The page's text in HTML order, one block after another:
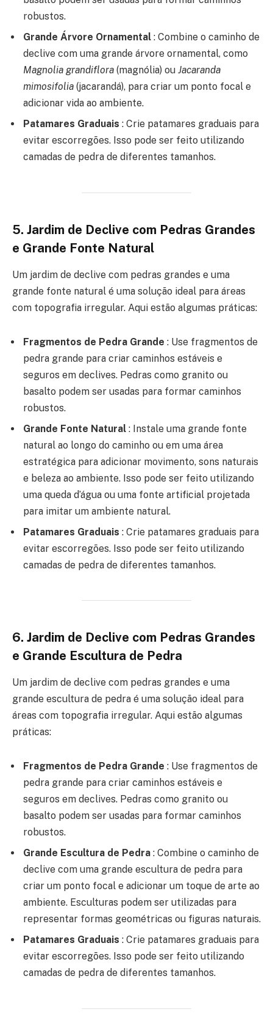
robustos.
Grande Árvore Ornamental : Combine o caminho de
declive com uma grande árvore ornamental, como
Magnolia grandiflora (magnólia) ou Jacaranda
mimosifolia (jacarandá), para criar um ponto focal e
adicionar vida ao ambiente.
Patamares Graduais : Crie patamares graduais para
evitar escorregões. Isso pode ser feito utilizando
camadas de pedra de diferentes tamanhos.
5. Jardim de Declive com Pedras Grandes
e Grande Fonte Natural
Um jardim de declive com pedras grandes e uma
grande fonte natural é uma solução ideal para áreas
com topografia irregular. Aqui estão algumas práticas:
Fragmentos de Pedra Grande : Use fragmentos de
pedra grande para criar caminhos estáveis e
seguros em declives. Pedras como granito ou
basalto podem ser usadas para formar caminhos
robustos.
Grande Fonte Natural : Instale uma grande fonte
natural ao longo do caminho ou em uma área
estratégica para adicionar movimento, sons naturais
e beleza ao ambiente. Isso pode ser feito utilizando
uma queda d’água ou uma fonte artificial projetada
para imitar um ambiente natural.
Patamares Graduais : Crie patamares graduais para
evitar escorregões. Isso pode ser feito utilizando
camadas de pedra de diferentes tamanhos.
6. Jardim de Declive com Pedras Grandes
e Grande Escultura de Pedra
Um jardim de declive com pedras grandes e uma
grande escultura de pedra é uma solução ideal para
áreas com topografia irregular. Aqui estão algumas
práticas:
Fragmentos de Pedra Grande : Use fragmentos de
pedra grande para criar caminhos estáveis e
seguros em declives. Pedras como granito ou
basalto podem ser usadas para formar caminhos
robustos.
Grande Escultura de Pedra : Combine o caminho de
declive com uma grande escultura de pedra para
criar um ponto focal e adicionar um toque de arte ao
ambiente. Esculturas podem ser utilizadas para
representar formas geométricas ou figuras naturais.
Patamares Graduais : Crie patamares graduais para
evitar escorregões. Isso pode ser feito utilizando
camadas de pedra de diferentes tamanhos.